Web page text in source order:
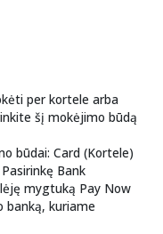
per kortele arba
šį mokėjimo būdą
būdai: Card (Kortele)
Bank
mygtuką Pay Now
banką, kuriame